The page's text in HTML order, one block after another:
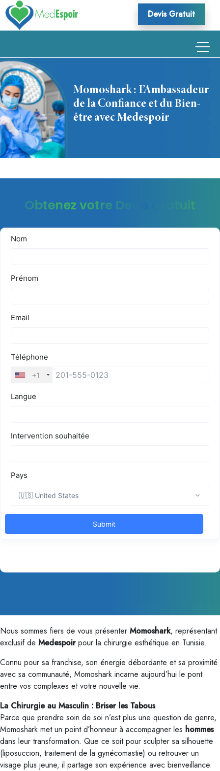
Skip
to
content
Devis Gratuit
Momoshark : L’Ambassadeur
de la Confiance et du Bien-
être avec Medespoir
Obtenez votre Devis Gratuit
Nous sommes fiers de vous présenter Momoshark, représentant
exclusif de Medespoirpour la chirurgie esthétique en Tunisie.
Connu pour sa franchise, son énergie débordante et sa proximité
avec sa communauté, Momoshark incarne aujourd’hui le pont
entre vos complexes et votre nouvelle vie.
La Chirurgie au Masculin : Briser les Tabous
Parce que prendre soin de soi n’est plus une question de genre,
Momoshark met un point d’honneur à accompagner les hommes
dans leur transformation. Que ce soit pour sculpter sa silhouette
(liposuccion, traitement de la gynécomastie) ou retrouver un
visage plus jeune, il partage son expérience avec bienveillance.